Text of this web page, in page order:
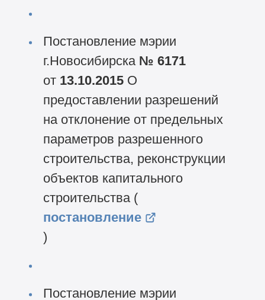
Постановление мэрии
г.Новосибирска № 6171
от 13.10.2015 О
предоставлении разрешений
на отклонение от предельных
параметров разрешенного
строительства, реконструкции
объектов капитального
строительства (
постановление
)
Постановление мэрии